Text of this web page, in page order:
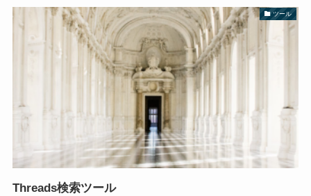
ツール
Threads検索ツール